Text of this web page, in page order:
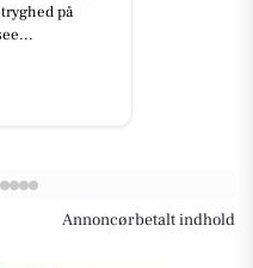
på
Annoncørbetalt indhold